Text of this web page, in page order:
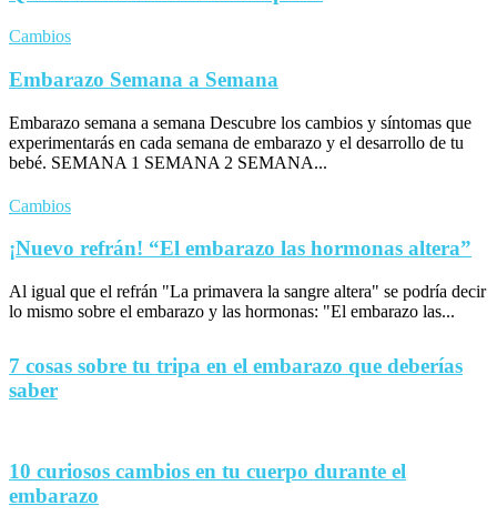
Cambios
Embarazo Semana a Semana
Embarazo semana a semana Descubre los cambios y síntomas que
experimentarás en cada semana de embarazo y el desarrollo de tu
bebé. SEMANA 1 SEMANA 2 SEMANA...
Cambios
¡Nuevo refrán! “El embarazo las hormonas altera”
Al igual que el refrán "La primavera la sangre altera" se podría decir
lo mismo sobre el embarazo y las hormonas: "El embarazo las...
7 cosas sobre tu tripa en el embarazo que deberías
saber
10 curiosos cambios en tu cuerpo durante el
embarazo